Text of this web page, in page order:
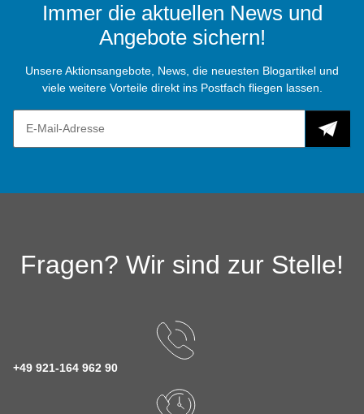
Immer die aktuellen News und
Angebote sichern!
Unsere Aktionsangebote, News, die neuesten Blogartikel und
viele weitere Vorteile direkt ins Postfach fliegen lassen.
Fragen? Wir sind zur Stelle!
+49 921-164 962 90